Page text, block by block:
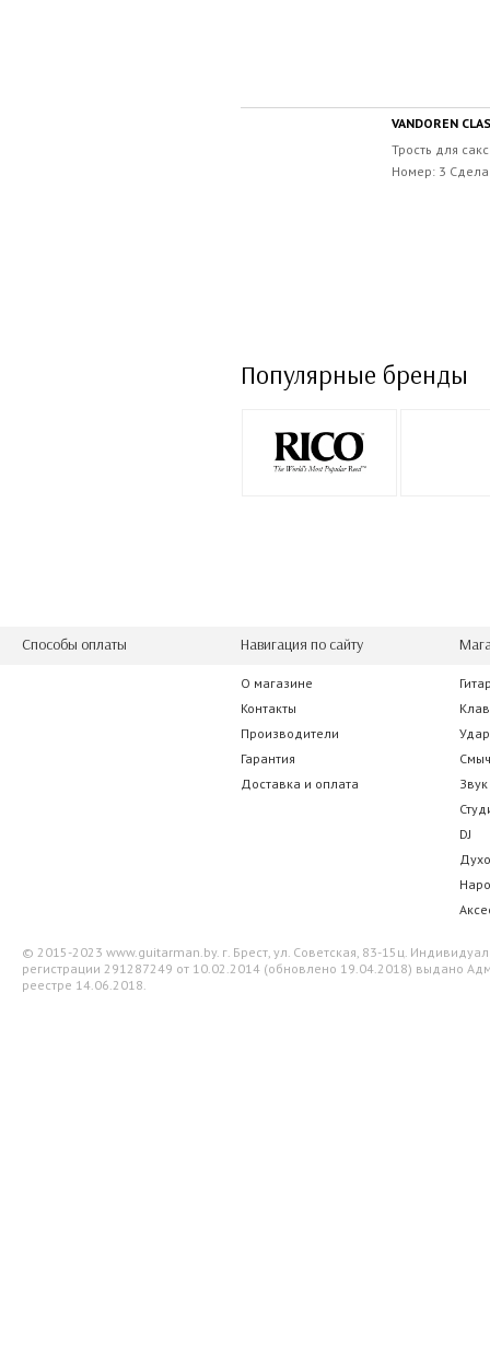
VANDOREN
Трость для
Номер: 3
Популярные бренды
Способы оплаты Навигация по сайту
О магазине
Контакты
Производители
Гарантия
Доставка и оплата
Звук
DJ
© 2015-2023 www.guitarman.by. г. Брест, ул. Советская, 83-15ц.
регистрации 291287249 от 10.02.2014 (обновлено 19.04.2018) выдано
реестре 14.06.2018.